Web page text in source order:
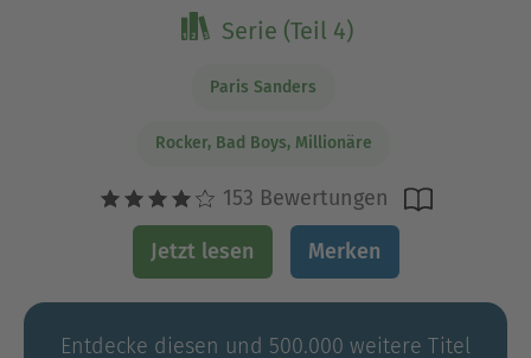
Serie (Teil 4)
Paris Sanders
Rocker, Bad Boys, Millionäre
153 Bewertungen
Jetzt lesen Merken
Entdecke diesen und 500.000 weitere Titel